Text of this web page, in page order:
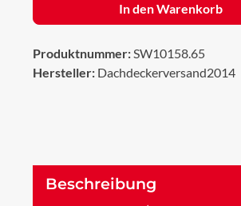
In den Warenkorb
Produktnummer:SW10158.65
Hersteller: Dachdeckerversand2014
Beschreibung